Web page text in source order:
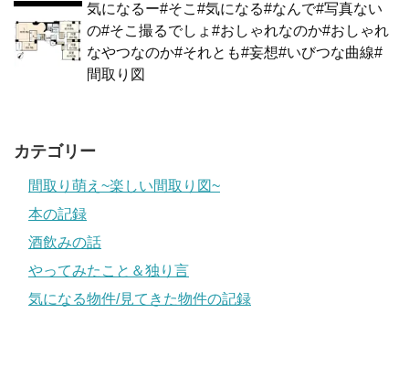
気になるー#そこ#気になる#なんで#写真ない
の#そこ撮るでしょ#おしゃれなのか#おしゃれ
なやつなのか#それとも#妄想#いびつな曲線#
間取り図
カテゴリー
間取り萌え~楽しい間取り図~
本の記録
酒飲みの話
やってみたこと＆独り言
気になる物件/見てきた物件の記録